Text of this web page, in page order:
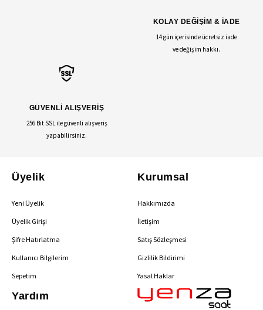
KOLAY DEĞİŞİM & İADE
14 gün içerisinde ücretsiz iade
ve değişim hakkı.
GÜVENLİ ALIŞVERİŞ
256 Bit SSL ile güvenli alışveriş
yapabilirsiniz.
Üyelik
Yeni Üyelik
Üyelik Girişi
Şifre Hatırlatma
Kullanıcı Bilgilerim
Sepetim
Kurumsal
Hakkımızda
İletişim
Satış Sözleşmesi
Gizlilik Bildirimi
Yasal Haklar
Yardım